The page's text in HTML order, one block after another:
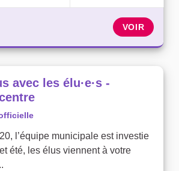
VOIR
avec les élu·e·s -
l’équipe municipale est investie
été, les élus viennent à votre